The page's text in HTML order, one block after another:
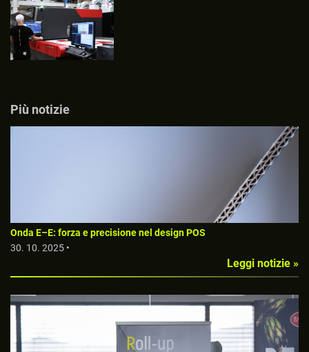
Più notizie
Onda E–E: forza e precisione nel design POS
30. 10. 2025 •
Leggi notizie »